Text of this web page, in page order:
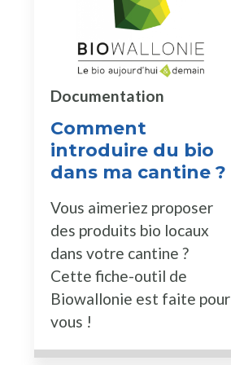
Comment
introduire du bio
dans ma cantine ?
Documentation
Vous aimeriez proposer
des produits bio locaux
dans votre cantine ?
Cette fiche-outil de
Biowallonie est faite pour
vous !